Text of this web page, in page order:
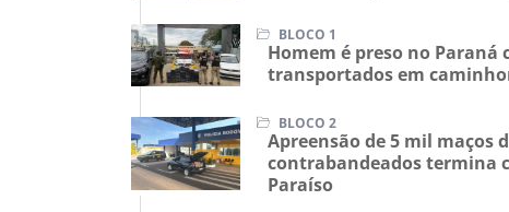
BLOCO 1
Homem é preso no Paraná
transportados em
BLOCO 2
Apreensão de 5 mil maços
contrabandeados termina
Paraíso